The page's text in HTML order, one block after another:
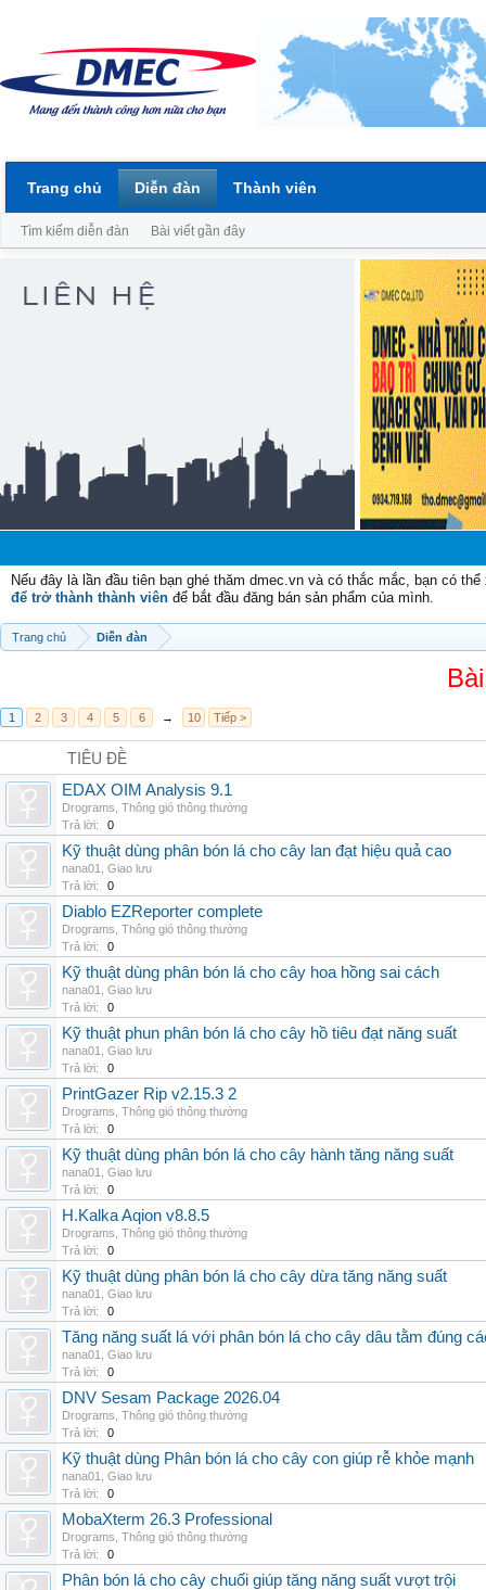
Nếu đây là lần đầu tiên bạn ghé thăm dmec.vn và có thắc mắc, bạn có
để trở thành thành viên để bắt đầu đăng bán sản phẩm của mình.
Trang chủ Diễn đàn
1 2 3 4 5 6 → 10 Tiếp >
TIÊU ĐỀ
EDAX OIM Analysis 9.1
Drograms Thông gió thông thường
Trả lời:
0
Kỹ thuật dùng phân bón lá cho cây lan đạt hiệu quả cao
nana01
Giao lưu
Trả lời:
0
Diablo EZReporter complete
Drograms Thông gió thông thường
Trả lời:
0
Kỹ thuật dùng phân bón lá cho cây hoa hồng sai cách
nana01
Giao lưu
Trả lời:
0
Kỹ thuật phun phân bón lá cho cây hồ tiêu đạt năng suất
nana01
Giao lưu
Trả lời:
0
PrintGazer Rip v2.15.3 2
Drograms Thông gió thông thường
Trả lời:
0
Kỹ thuật dùng phân bón lá cho cây hành tăng năng suất
nana01
Giao lưu
Trả lời:
0
H.Kalka Aqion v8.8.5
Drograms Thông gió thông thường
Trả lời:
0
Kỹ thuật dùng phân bón lá cho cây dừa tăng năng suất
nana01
Giao lưu
Trả lời:
0
Tăng năng suất lá với phân bón lá cho cây dâu tằm đúng
nana01
Giao lưu
Trả lời:
0
DNV Sesam Package 2026.04
Drograms Thông gió thông thường
Trả lời:
0
Kỹ thuật dùng Phân bón lá cho cây con giúp rễ khỏe mạnh
nana01
Giao lưu
Trả lời:
0
MobaXterm 26.3 Professional
Drograms Thông gió thông thường
Trả lời:
0
Phân bón lá cho cây chuối giúp tăng năng suất vượt trội
Trang chủ Diễn đàn
Tìm kiếm diễn đàn Bài viết gần đây
Thành viên